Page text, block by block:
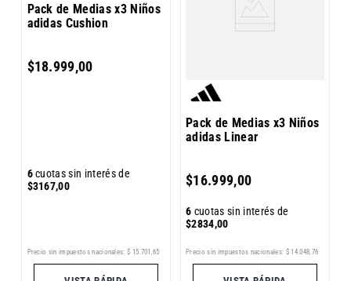
Pack de Medias x3 Niños
adidas Cushion
$18.999,00
6cuotas sin interés de
$3167,00
Precio sin impuestos nacionales: $ 15 701 65
Pack de Medias x3 Niños
adidas Linear
$16.999,00
6 cuotas sin interés de
$2834,00
Precio sin impuestos nacionales: $ 14.048 76